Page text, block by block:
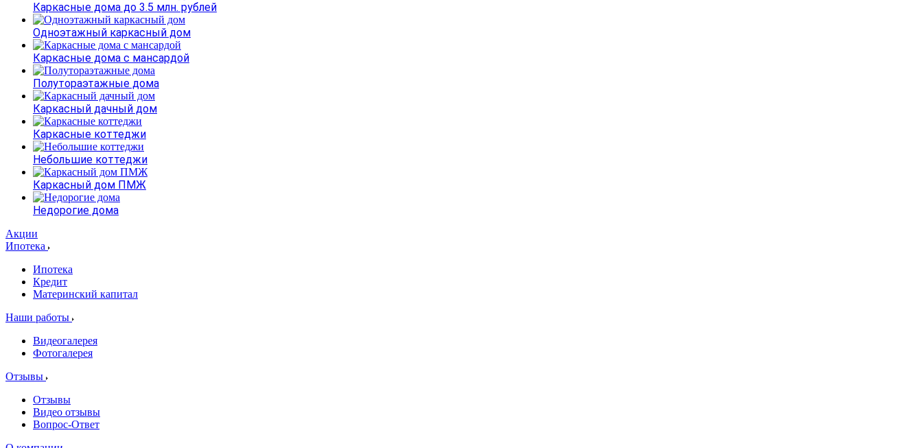
Каркасные дома до 3.5 млн. рублей
Одноэтажный каркасный дом
Каркасные дома с мансардой
Полутораэтажные дома
Каркасный дачный дом
Каркасные коттеджи
Небольшие коттеджи
Каркасный дом ПМЖ
Недорогие дома
Акции
Ипотека
Ипотека
Кредит
Материнский капитал
Наши работы
Видеогалерея
Фотогалерея
Отзывы
Отзывы
Видео отзывы
Вопрос-Ответ